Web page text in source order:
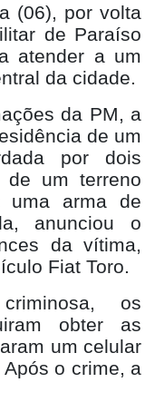
(06), por volta
de Paraíso
atender a um
da cidade.
da PM, a
de um
por dois
de um terreno
uma arma de
anunciou o
da vítima,
Fiat Toro.
os
obter as
um celular
o crime, a